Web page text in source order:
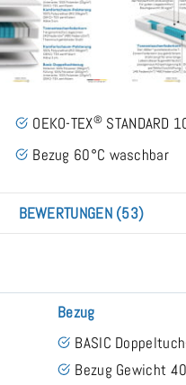
OEKO-TEX® STANDARD
Bezug 60°C waschbar
BEWERTUNGEN (53)
Bezug
BASIC
Bezug Gewicht